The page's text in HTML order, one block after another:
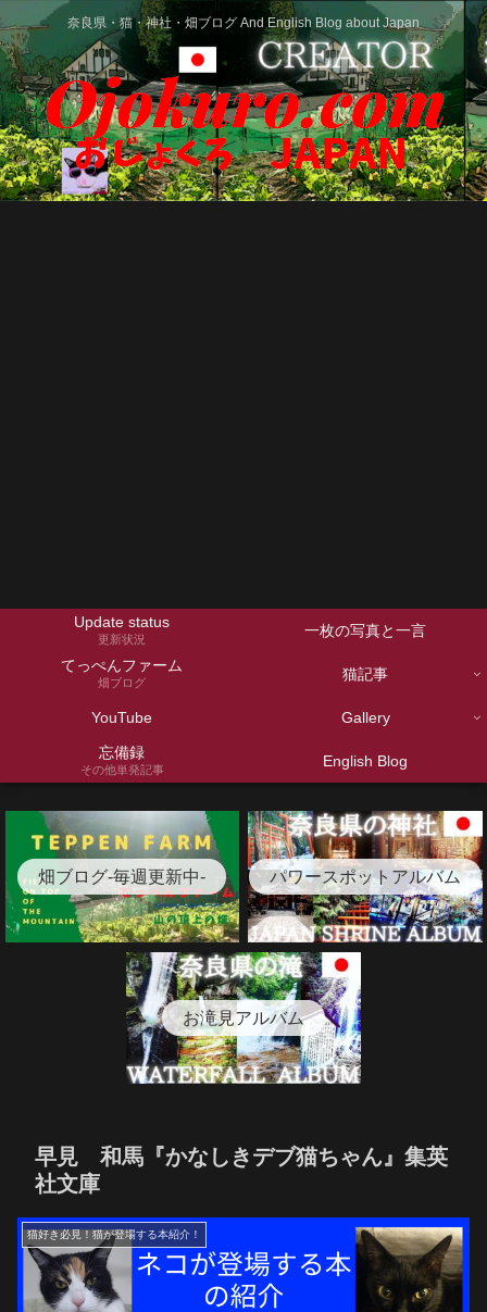
奈良県・猫・神社・畑ブログ And English Blog about Japan
Update status
更新状況
一枚の写真と一言
てっぺんファーム
畑ブログ 猫記事
YouTube
Gallery
忘備録
その他単発記事 English Blog
畑ブログ-毎週更新中- パワースポットアルバム
お滝見アルバム
早見 和馬『かなしきデブ猫ちゃん』集英
社文庫
猫好き必見！猫が登場する本紹介！